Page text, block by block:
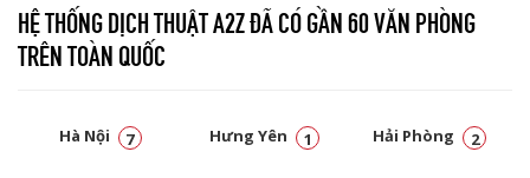
HỆ THỐNG DỊCH THUẬT A2Z ĐÃ CÓ GẦN 60 VĂN PHÒNG
TRÊN TOÀN QUỐC
Hà Nội 7 Hưng Yên 1 Hải Phòng 2